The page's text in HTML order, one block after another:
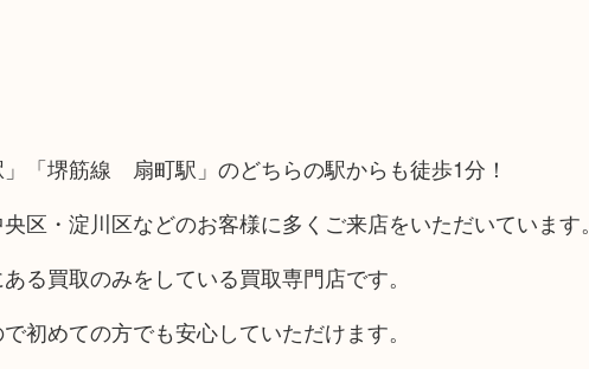
「堺筋線 扇町駅」のどちらの駅からも徒歩1分！
区・淀川区などのお客様に多くご来店をいただいています。
る買取のみをしている買取専門店です。
初めての方でも安心していただけます。